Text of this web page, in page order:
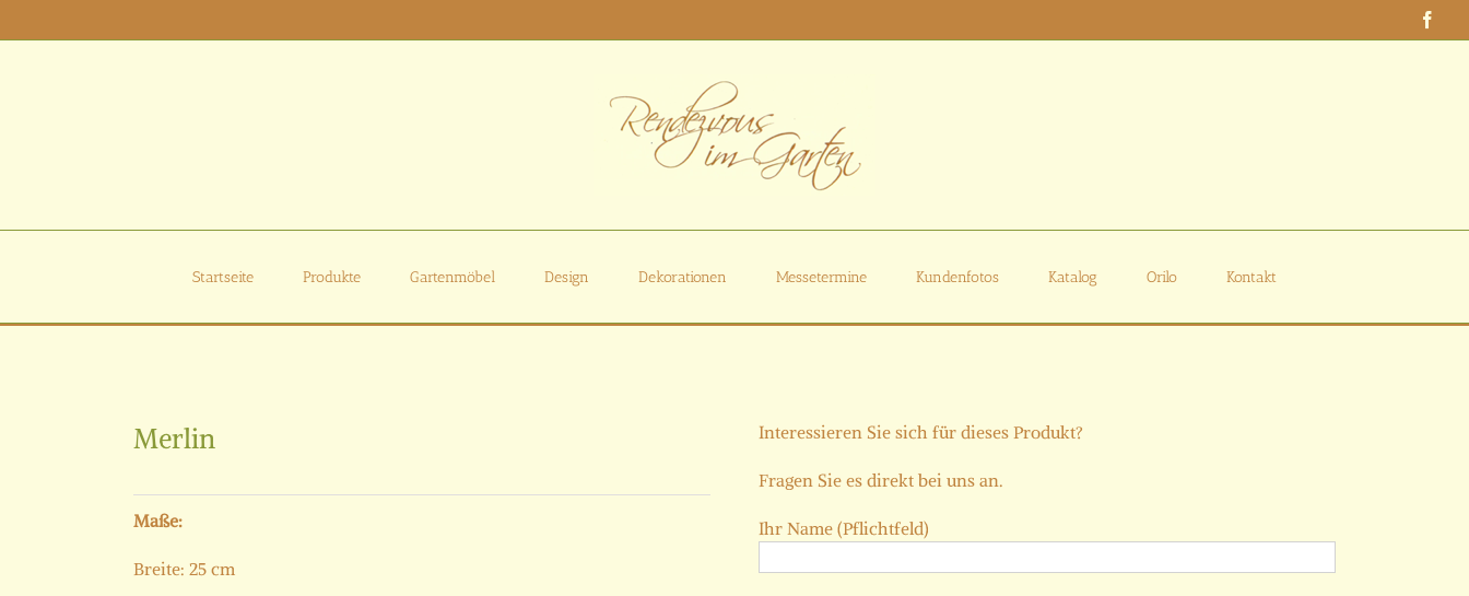
Inhalt
Startseite Produkte Gartenmöbel Design Dekorationen Messetermine Kundenfotos Katalog Orilo Kontakt
grösseres
Bild
Merlin
Maße:
Breite: 25 cm
Interessieren Sie sich für dieses Produkt?
Fragen Sie es direkt bei uns an.
Ihr Name (Pflichtfeld)